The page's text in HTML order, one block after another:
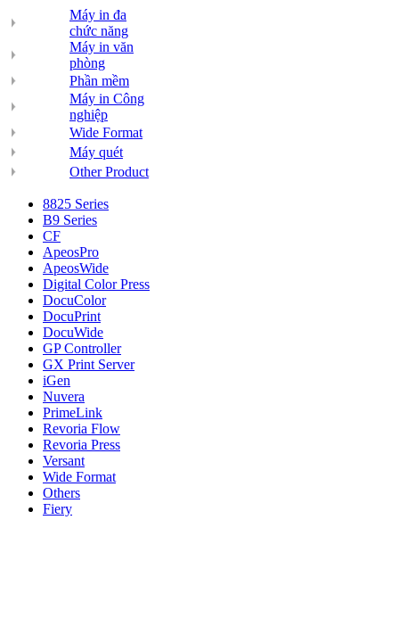
Máy in đa
chức năng
Máy in văn
phòng
Phần mềm
Máy in Công
nghiệp
Wide Format
Máy quét
Other Product
8825 Series
B9 Series
CF
ApeosPro
ApeosWide
Digital Color Press
DocuColor
DocuPrint
DocuWide
GP Controller
GX Print Server
iGen
Nuvera
PrimeLink
Revoria Flow
Revoria Press
Versant
Wide Format
Others
Fiery